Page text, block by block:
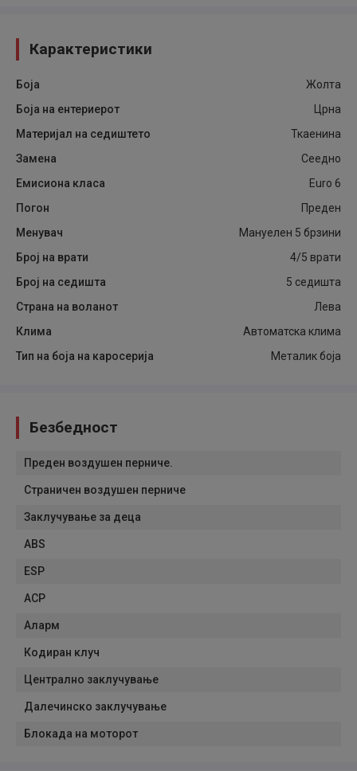
Карактеристики
Боја
Жолта
Боја на ентериерот
Црна
Материјал на седиштето
Ткаенина
Замена
Сеедно
Емисиона класа
Euro 6
Погон
Преден
Менувач
Мануелен 5 брзини
Број на врати
4/5 врати
Број на седишта
5 седишта
Страна на воланот
Лева
Клима
Автоматска клима
Тип на боја на каросерија
Металик боја
Безбедност
Преден воздушен перниче.
Страничен воздушен перниче
Заклучување за деца
ABS
ESP
АСР
Аларм
Кодиран клуч
Централно заклучување
Далечинско заклучување
Блокада на моторот